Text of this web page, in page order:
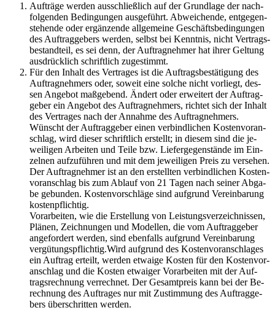
Auf­trä­ge wer­den aus­schließ­lich auf der Grund­la­ge der nach­
fol­gen­den Be­din­gun­gen aus­ge­führt. Ab­wei­chen­de, ent­ge­gen­
ste­hen­de oder er­gän­zen­de all­ge­mei­ne Ge­schäfts­be­din­gun­gen
des Auf­trag­ge­bers wer­den, selbst bei Kennt­nis, nicht Ver­trags­
be­stand­teil, es sei denn, der Auf­trag­neh­mer hat ihrer Gel­tung
aus­drück­lich schrift­lich zu­ge­stimmt.
Für den In­halt des Ver­tra­ges ist die Auf­trags­be­stä­ti­gung des
Auf­trag­neh­mers oder, so­weit eine sol­che nicht vor­liegt, des­
sen An­ge­bot maß­ge­bend. Än­dert oder er­wei­tert der Auf­trag­
ge­ber ein An­ge­bot des Auf­trag­neh­mers, rich­tet sich der In­halt
des Ver­tra­ges nach der An­nah­me des Auf­trag­neh­mers.
Wünscht der Auf­trag­ge­ber einen ver­bind­li­chen Kos­ten­vor­an­
schlag, wird die­ser schrift­lich er­stellt; in die­sem sind die je­
wei­li­gen Ar­bei­ten und Teile bzw. Lie­fer­ge­gen­stän­de im Ein­
zel­nen auf­zu­füh­ren und mit dem je­wei­li­gen Preis zu ver­se­hen.
Der Auf­trag­neh­mer ist an den er­stell­ten ver­bind­li­chen Kos­ten­
vor­an­schlag bis zum Ab­lauf von 21 Tagen nach sei­ner Ab­ga­
be ge­bun­den. Kos­ten­vor­schlä­ge sind auf­grund Ver­ein­ba­rung
kos­ten­pflich­tig.
Vor­ar­bei­ten, wie die Er­stel­lung von Leis­tungs­ver­zeich­nis­sen,
Plä­nen, Zeich­nun­gen und Mo­del­len, die vom Auf­trag­ge­ber
an­ge­for­dert wer­den, sind eben­falls auf­grund Ver­ein­ba­rung
ver­gü­tungs­pflich­tig.Wird auf­grund des Kos­ten­vor­an­schla­ges
ein Auf­trag er­teilt, wer­den et­wai­ge Kos­ten für den Kos­ten­vor­
an­schlag und die Kos­ten et­wai­ger Vor­ar­bei­ten mit der Auf­
trags­rech­nung ver­rech­net. Der Ge­samt­preis kann bei der Be­
rech­nung des Auf­tra­ges nur mit Zu­stim­mung des Auf­trag­ge­
bers über­schrit­ten wer­den.